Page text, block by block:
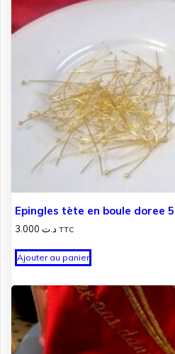
Epingles tète en boule doree
د.ت TTC
Ajouter au panier